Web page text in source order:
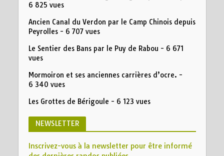
6 825 vues
Ancien Canal du Verdon par le Camp Chinois depuis
Peyrolles- 6 707 vues
Le Sentier des Bans par le Puy de Rabou - 6 671
vues
Mormoiron et ses anciennes carrières d’ocre. -
6 340 vues
Les Grottes de Bérigoule - 6 123 vues
NEWSLETTER
Inscrivez-vous à la newsletter pour être informé